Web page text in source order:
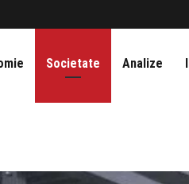
Societate Analize